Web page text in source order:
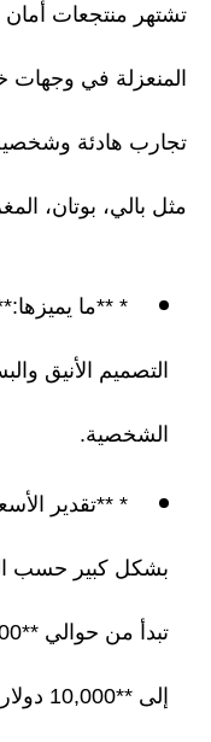
تشتهر منتجعات أمان
المنعزلة في وجهات
تجارب هادئة
مثل بالي، بوتان،
* **ما
التصميم الأنيق
الشخصية.
بشكل كبير حسب
إلى **10,000 دولار أمريكي** أو أكثر للفلل الخاصة.